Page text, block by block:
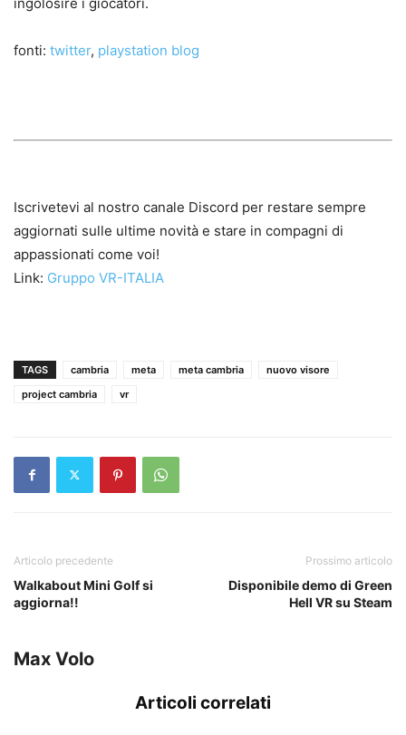
fonti: twitter, playstation blog
Iscrivetevi al nostro canale Discord per restare sempre
aggiornati sulle ultime novità e stare in compagni di
appassionati come voi!
Link: Gruppo VR-ITALIA
TAGS cambria meta meta cambria
nuovo visore
project cambria
vr
Articolo precedente
Walkabout Mini Golf si
aggiorna!!
Prossimo articolo
Disponibile demo di Green
Hell VR su Steam
Max Volo
Articoli correlati